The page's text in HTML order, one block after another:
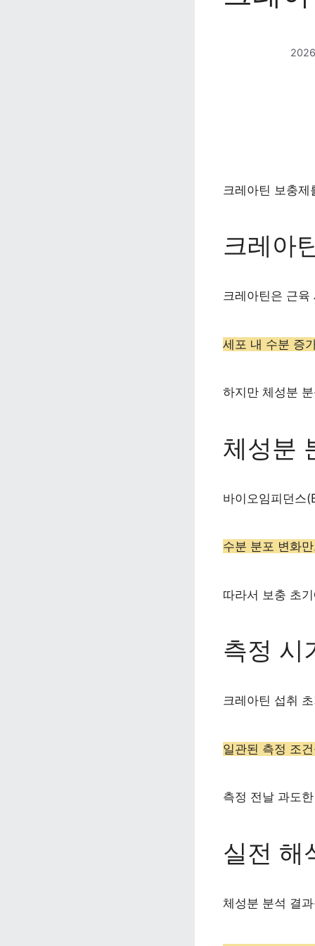
크레아틴 보충
크레아
크레아틴은 근
세포 내 수분 증
하지만 체성분
체성분
바이오임피던스
수분 분포 변화
따라서 보충 초
측정 시
크레아틴 섭취
일관된 측정 조
측정 전날 과도
실전 해
체성분 분석 결